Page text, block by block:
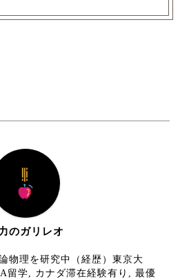
のガリレオ
物理を研究中（経歴）東京大
留学, カナダ滞在経験有り, 最優